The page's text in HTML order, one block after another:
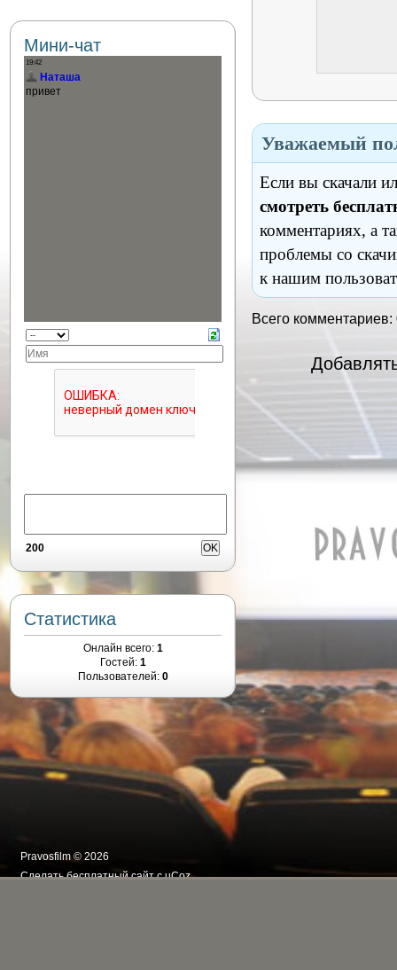
Уважаемый
Если вы скачали
смотреть
комментариях, а
проблемы со
к нашим
Всего комментариев:
Мини-чат
200
Статистика
Онлайн всего: 1
Гостей: 1
Пользователей: 0
Pravosfilm © 2026
Сделатьбесплатный сайтсuCoz